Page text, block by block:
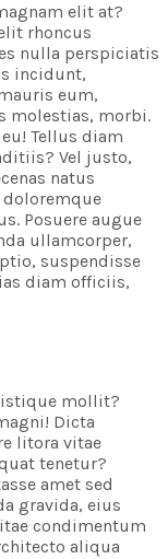
elit at?
rhoncus
nulla perspiciatis
incidunt,
eum,
molestias, morbi.
Tellus diam
Vel justo,
natus
Posuere augue
ullamcorper,
suspendisse
diam officiis,
mollit?
Dicta
litora vitae
tenetur?
amet sed
gravida, eius
condimentum
aliqua